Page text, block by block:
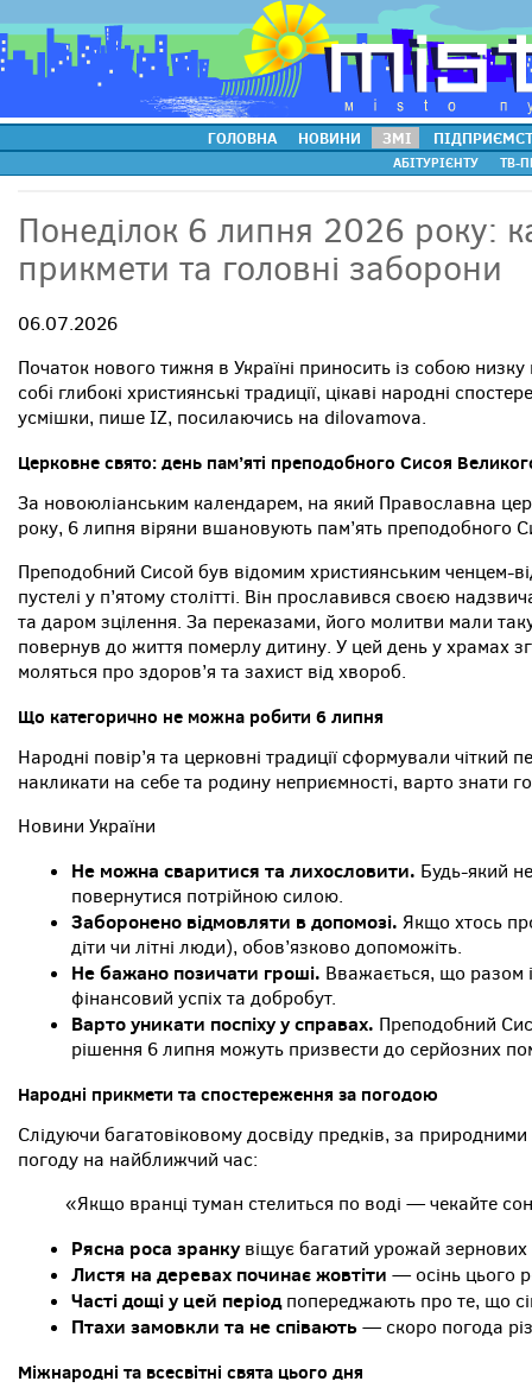
ГОЛОВНА НОВИНИ ЗМІ
АБІТУРІЄНТУ ТВ-
Понеділок 6 липня 2026 року:
прикмети та головні заборони
06.07.2026
Початок нового тижня в Україні приносить із собою
собі глибокі християнські традиції, цікаві народні
усмішки, пише IZ, посилаючись на dilovamova.
Церковне свято: день пам’яті преподобного Сисоя
За новоюліанським календарем, на який Православна
року, 6 липня віряни вшановують пам’ять преподобного
Преподобний Сисой був відомим християнським ченцем-
пустелі у п’ятому столітті. Він прославився своєю
та даром зцілення. За переказами, його молитви мали
повернув до життя померлу дитину. У цей день у храмах
моляться про здоров’я та захист від хвороб.
Що категорично не можна робити 6 липня
Народні повір’я та церковні традиції сформували
накликати на себе та родину неприємності, варто знати
Новини України
Не можна сваритися та лихословити. Будь-який
повернутися потрійною силою.
Заборонено відмовляти в допомозі. Якщо хтось
діти чи літні люди), обов’язково допоможіть.
Не бажано позичати гроші. Вважається, що разом
фінансовий успіх та добробут.
Варто уникати поспіху у справах. Преподобний
рішення 6 липня можуть призвести до серйозних
Народні прикмети та спостереження за погодою
Слідуючи багатовіковому досвіду предків, за
погоду на найближчий час:
«Якщо вранці туман стелиться по воді — чекайте
Рясна роса зранкувіщує багатий урожай
Листя на деревах починає жовтіти — осінь цього
Часті дощі у цей періодпопереджають про те, що
Птахи замовкли та не співають— скоро погода
Міжнародні та всесвітні свята цього дня